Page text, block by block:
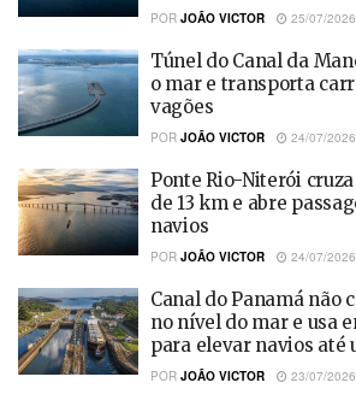
POR JOÃO VICTOR 25/07/2026
Túnel do Canal da
o mar e transporta
vagões
POR JOÃO VICTOR 24/07/2026
Ponte Rio-Niterói
de 13 km e abre
navios
POR JOÃO VICTOR 24/07/2026
Canal do Panamá não
no nível do mar e usa
para elevar navios
POR JOÃO VICTOR 23/07/2026